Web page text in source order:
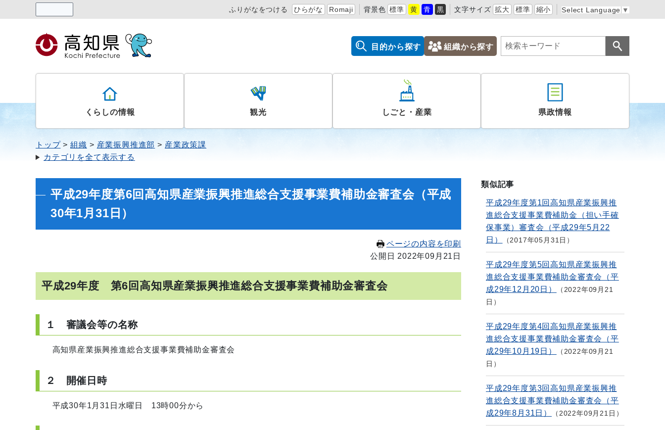
ふりがなをつける ひらがな Romaji 背景色 標準 黄 青 黒 文字サイズ 拡大 標準 縮小 Select Language ▼
目的から探す 組織から探す
くらしの情報 観光 しごと・産業 県政情報
トップ 組織 産業振興推進部
産業政策課
カテゴリを全て表示する
平成29年度第6回高知県産業振興推進総合支援事業費補助金審査会（平成
30年1月31日）
ページの内容を印刷
公開日 2022年09月21日
平成29年度 第6回高知県産業振興推進総合支援事業費補助金審査会
１ 審議会等の名称
高知県産業振興推進総合支援事業費補助金審査会
２ 開催日時
平成30年1月31日水曜日 13時00分から
類似記事
平成29年度第1回高知県産業振興推
進総合支援事業費補助金（担い手確
保事業）審査会（平成29年5月22
日）
2017年05月31日
平成29年度第5回高知県産業振興推
進総合支援事業費補助金審査会（平
成29年12月20日）
2022年09月21
日
平成29年度第4回高知県産業振興推
進総合支援事業費補助金審査会（平
成29年10月19日）
2022年09月21
日
平成29年度第3回高知県産業振興推
進総合支援事業費補助金審査会（平
成29年8月31日）
2022年09月21日